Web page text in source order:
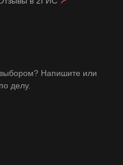
Напишите или
делу.